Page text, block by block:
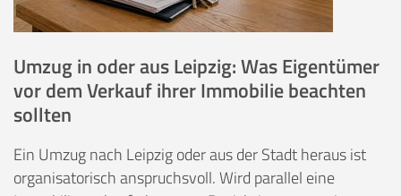
Umzug in oder aus Leipzig: Was Eigentümer
vor dem Verkauf ihrer Immobilie beachten
sollten
Ein Umzug nach Leipzig oder aus der Stadt heraus ist
organisatorisch anspruchsvoll. Wird parallel eine